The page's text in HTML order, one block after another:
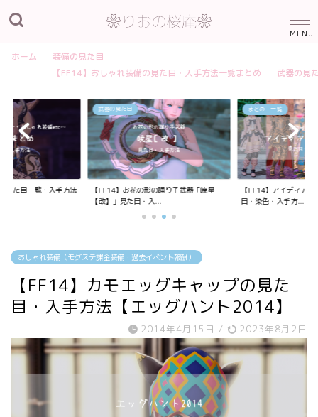
ホーム
装備の見た目
【FF14】おしゃれ装備の見た目・入手方法一覧まとめ
武器の見
見た目一覧・入手方法
武器の見た目
【FF14】お花の形の踊り子武器「暁星
【改】」見た目・入...
まとめ・一覧
【FF14】アイディア
目・染色・入手方...
おしゃれ装備（モグステ課金装備・過去イベント報酬）
【FF14】カモエッグキャップの見た
目・入手方法【エッグハント2014】
2014年4月15日 / 2023年8月2日